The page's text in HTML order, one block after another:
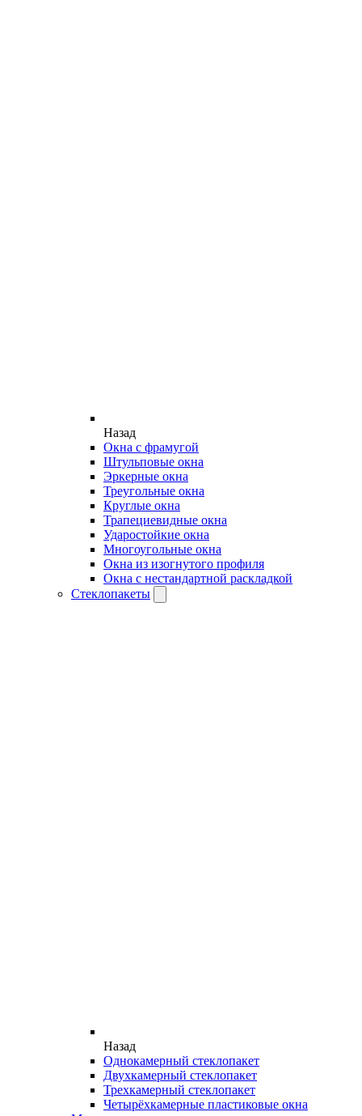
Назад
Окна с фрамугой
Штульповые окна
Эркерные окна
Треугольные окна
Круглые окна
Трапециевидные окна
Ударостойкие окна
Многоугольные окна
Окна из изогнутого профиля
Окна с нестандартной раскладкой
Стеклопакеты
Назад
Однокамерный стеклопакет
Двухкамерный стеклопакет
Трехкамерный стеклопакет
Четырёхкамерные пластиковые окна